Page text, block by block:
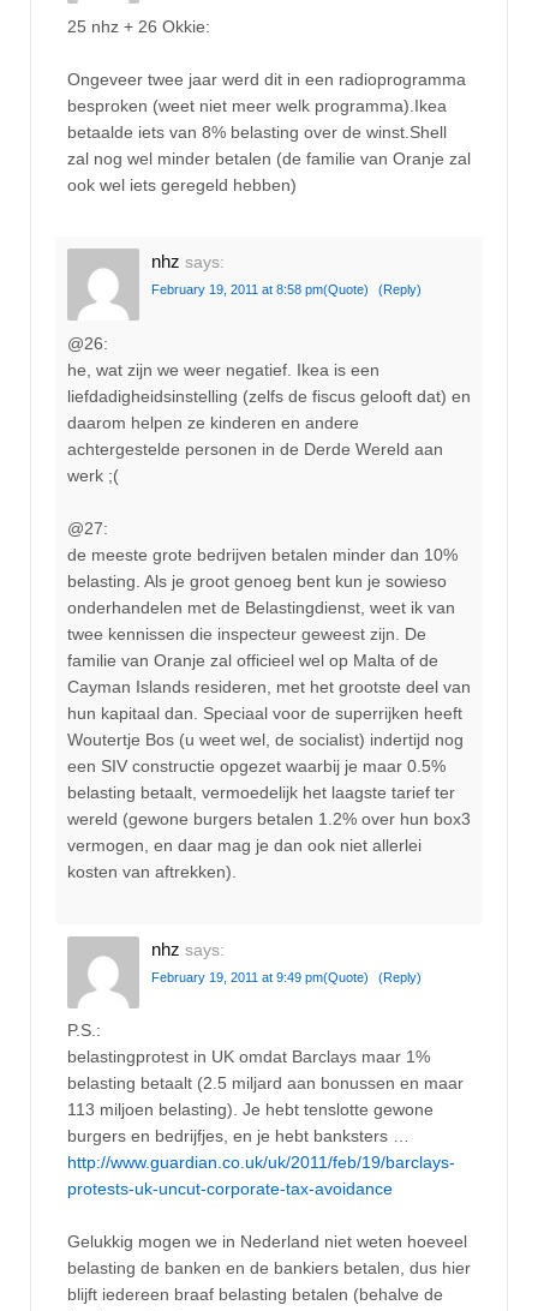
25 nhz + 26 Okkie:
Ongeveer twee jaar werd dit in een radioprogramma
besproken (weet niet meer welk programma).Ikea
betaalde iets van 8% belasting over de winst.Shell
zal nog wel minder betalen (de familie van Oranje zal
ook wel iets geregeld hebben)
nhz says:
February 19, 2011 at 8:58 pm(Quote) (Reply)
@26:
he, wat zijn we weer negatief. Ikea is een
liefdadigheidsinstelling (zelfs de fiscus gelooft dat) en
daarom helpen ze kinderen en andere
achtergestelde personen in de Derde Wereld aan
werk ;(
@27:
de meeste grote bedrijven betalen minder dan 10%
belasting. Als je groot genoeg bent kun je sowieso
onderhandelen met de Belastingdienst, weet ik van
twee kennissen die inspecteur geweest zijn. De
familie van Oranje zal officieel wel op Malta of de
Cayman Islands resideren, met het grootste deel van
hun kapitaal dan. Speciaal voor de superrijken heeft
Woutertje Bos (u weet wel, de socialist) indertijd nog
een SIV constructie opgezet waarbij je maar 0.5%
belasting betaalt, vermoedelijk het laagste tarief ter
wereld (gewone burgers betalen 1.2% over hun box3
vermogen, en daar mag je dan ook niet allerlei
kosten van aftrekken).
nhz says:
February 19, 2011 at 9:49 pm(Quote) (Reply)
P.S.:
belastingprotest in UK omdat Barclays maar 1%
belasting betaalt (2.5 miljard aan bonussen en maar
113 miljoen belasting). Je hebt tenslotte gewone
burgers en bedrijfjes, en je hebt banksters …
http://www.guardian.co.uk/uk/2011/feb/19/barclays-
protests-uk-uncut-corporate-tax-avoidance
Gelukkig mogen we in Nederland niet weten hoeveel
belasting de banken en de bankiers betalen, dus hier
blijft iedereen braaf belasting betalen (behalve de